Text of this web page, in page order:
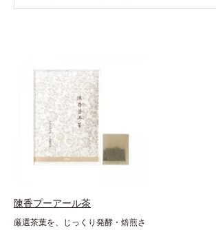
陳香プーアール茶
厳選茶葉を、じっくり発酵・焙煎さ